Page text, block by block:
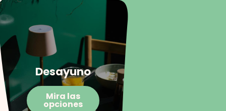
Desayuno
Mira las
opciones